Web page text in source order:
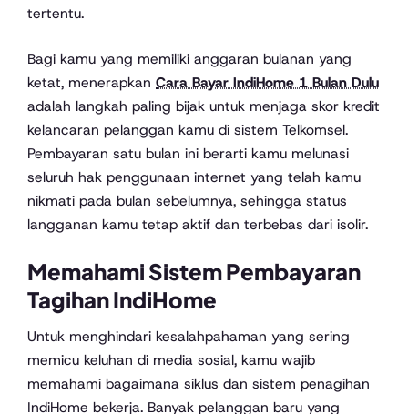
tertentu.
Bagi kamu yang memiliki anggaran bulanan yang
ketat, menerapkan Cara Bayar IndiHome 1 Bulan Dulu
adalah langkah paling bijak untuk menjaga skor kredit
kelancaran pelanggan kamu di sistem Telkomsel.
Pembayaran satu bulan ini berarti kamu melunasi
seluruh hak penggunaan internet yang telah kamu
nikmati pada bulan sebelumnya, sehingga status
langganan kamu tetap aktif dan terbebas dari isolir.
Memahami Sistem Pembayaran
Tagihan IndiHome
Untuk menghindari kesalahpahaman yang sering
memicu keluhan di media sosial, kamu wajib
memahami bagaimana siklus dan sistem penagihan
IndiHome bekerja. Banyak pelanggan baru yang